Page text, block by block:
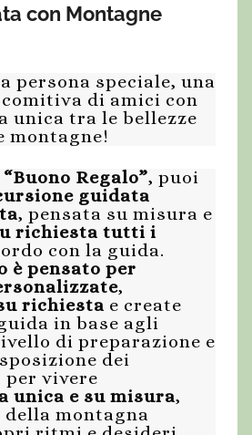
con Montagne
persona speciale, una
di amici con
unica tra le bellezze
montagne!
“Buono Regalo”, puoi
guidata
, pensata su misura e
richiesta tutti i
con la guida.
è pensato per
,
richiesta e create
in base agli
di preparazione e
dei
vivere
unica e su misura,
montagna